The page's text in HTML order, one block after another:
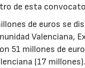
de esta
de euros se
Valenciana,
51 millones de
(17